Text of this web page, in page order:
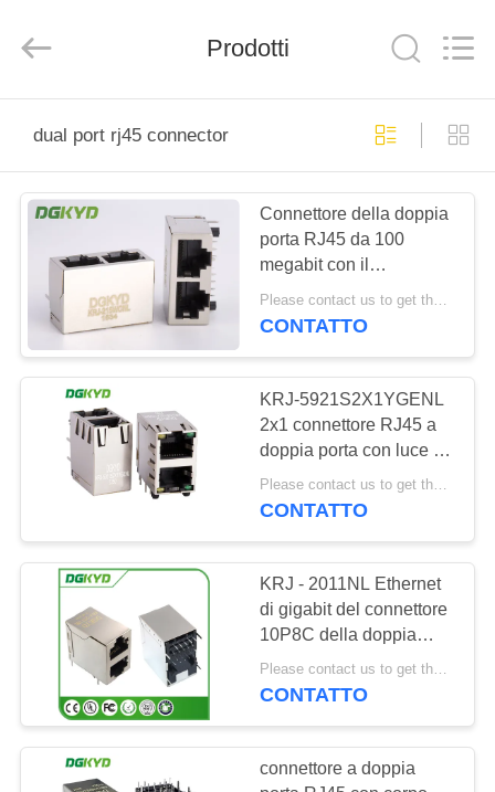
PRODOTTI
MOSTRA
CIRCA
GIRO
DELLA
FABBRICA
CONTROLLO
QUALITÀ
CONTATTICI
Technology
Co.,ltd.
Prodotti
dual port rj45 connector
Connettore della doppia
porta RJ45 da 100
megabit con il
trasformatore RJ45 di
isolamento per il
Please contact us to get the latest price. MOQ:1 pezzo
CONTATTO
KRJ-5921S2X1YGENL
2x1 connettore RJ45 a
doppia porta con luce e
clip a molla senza filtro
Please contact us to get the latest price. MOQ:1 pezzo
CONTATTO
KRJ - 2011NL Ethernet
di gigabit del connettore
10P8C della doppia
porta impilata 2x1 rj45
Please contact us to get the latest price. MOQ:1 pezzo
CONTATTO
connettore a doppia